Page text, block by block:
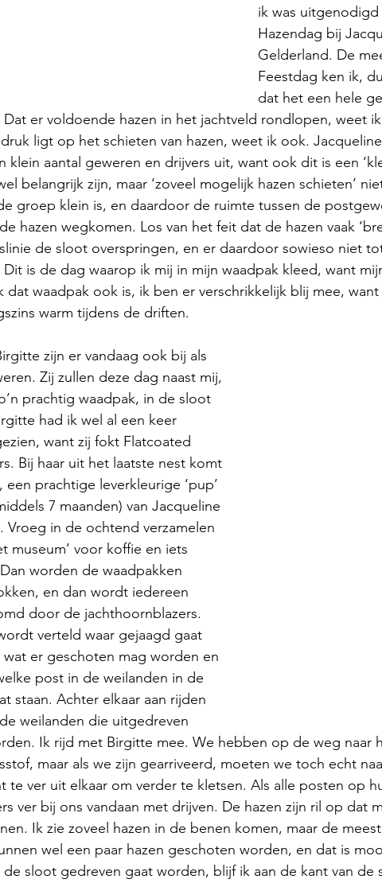
ik was
Hazendag bij
Gelderland. De
Feestdag ken ik,
dat het een hele
er voldoende hazen in het jachtveld rondlopen, weet
ligt op het schieten van hazen, weet ik ook.
klein aantal geweren en drijvers uit, want ook dit is een
belangrijk zijn, maar ‘zoveel mogelijk hazen schieten’
groep klein is, en daardoor de ruimte tussen de
hazen wegkomen. Los van het feit dat de hazen vaak
de sloot overspringen, en er daardoor sowieso niet
is de dag waarop ik mij in mijn waadpak kleed, want
dat waadpak ook is, ik ben er verschrikkelijk blij mee,
warm tijdens de driften.
zijn er vandaag ook bij als
Zij zullen deze dag naast mij,
prachtig waadpak, in de sloot
had ik wel al een keer
want zij fokt Flatcoated
Bij haar uit het laatste nest komt
een prachtige leverkleurige ‘pup’
7 maanden) van Jacqueline
Vroeg in de ochtend verzamelen
museum’ voor koffie en iets
worden de waadpakken
en dan wordt iedereen
door de jachthoornblazers.
verteld waar gejaagd gaat
er geschoten mag worden en
post in de weilanden in de
staan. Achter elkaar aan rijden
weilanden die uitgedreven
Ik rijd met Birgitte mee. We hebben op de weg naar
maar als we zijn gearriveerd, moeten we toch echt
te ver uit elkaar om verder te kletsen. Als alle posten op
ver bij ons vandaan met drijven. De hazen zijn ril op dat
Ik zie zoveel hazen in de benen komen, maar de
wel een paar hazen geschoten worden, en dat is
de sloot gedreven gaat worden, blijf ik aan de kant van de